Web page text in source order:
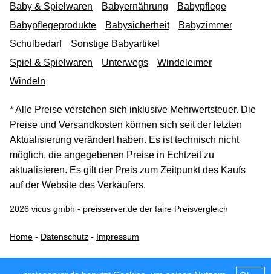
Baby & Spielwaren Babyernährung
Babypflege
Babypflegeprodukte
Babysicherheit
Babyzimmer
Schulbedarf
Sonstige Babyartikel
Spiel & Spielwaren
Unterwegs
Windeleimer
Windeln
* Alle Preise verstehen sich inklusive Mehrwertsteuer. Die
Preise und Versandkosten können sich seit der letzten
Aktualisierung verändert haben. Es ist technisch nicht
möglich, die angegebenen Preise in Echtzeit zu
aktualisieren. Es gilt der Preis zum Zeitpunkt des Kaufs
auf der Website des Verkäufers.
2026 vicus gmbh - preisserver.de der faire Preisvergleich
Home - Datenschutz - Impressum